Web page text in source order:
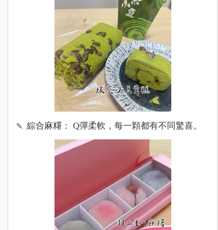
🍡 綜合麻糬： Q彈柔軟，每一顆都有不同驚喜。